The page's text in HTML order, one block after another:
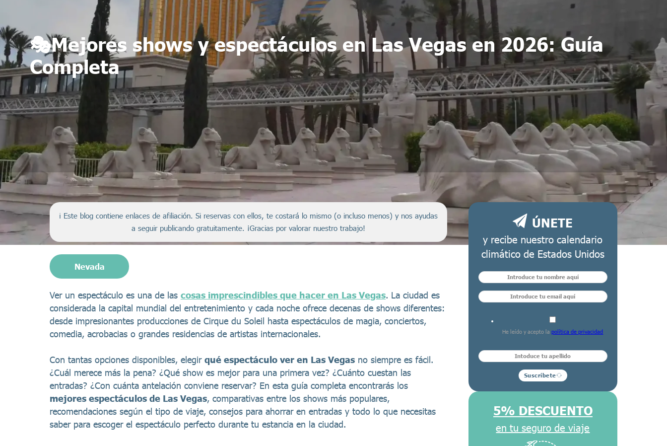
🎭Mejores shows y espectáculos en Las Vegas en 2026: Guía
Completa
ℹ️ Este blog contiene enlaces de afiliación. Si reservas con ellos, te costará lo mismo (o incluso menos) y nos ayudas
a seguir publicando gratuitamente. ¡Gracias por valorar nuestro trabajo!
Nevada
Ver un espectáculo es una de las cosas imprescindibles que hacer en Las Vegas. La ciudad es
considerada la capital mundial del entretenimiento y cada noche ofrece decenas de shows diferentes:
desde impresionantes producciones de Cirque du Soleil hasta espectáculos de magia, conciertos,
comedia, acrobacias o grandes residencias de artistas internacionales.
Con tantas opciones disponibles, elegir qué espectáculo ver en Las Vegas no siempre es fácil.
¿Cuál merece más la pena? ¿Qué show es mejor para una primera vez? ¿Cuánto cuestan las
entradas? ¿Con cuánta antelación conviene reservar? En esta guía completa encontrarás los
mejores espectáculos de Las Vegas, comparativas entre los shows más populares,
recomendaciones según el tipo de viaje, consejos para ahorrar en entradas y todo lo que necesitas
saber para escoger el espectáculo perfecto durante tu estancia en la ciudad.
ÚNETE
y recibe nuestro calendario
climático de Estados Unidos
He leído y acepto lapolítica de privacidad
Suscríbete
5% DESCUENTO
en tu seguro de viaje